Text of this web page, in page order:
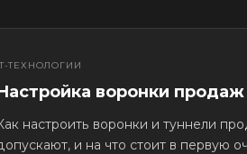
ТЕХНОЛОГИИ
воронки
настроить воронки и туннели
и на что стоит в первую